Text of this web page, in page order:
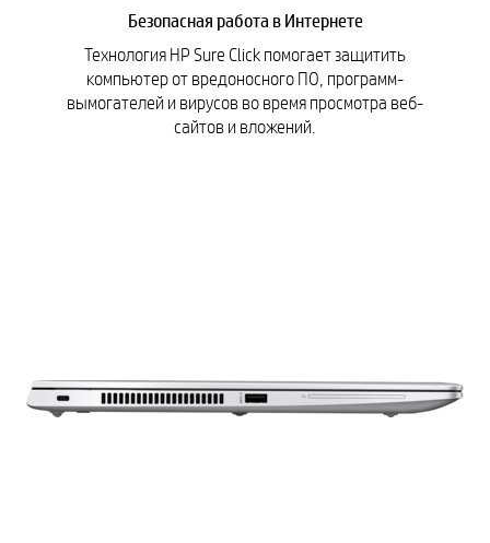
Безопасная работа в Интернете
Технология HP Sure Click помогает защитить
компьютер от вредоносного ПО, программ-
вымогателей и вирусов во время просмотра веб-
сайтов и вложений.